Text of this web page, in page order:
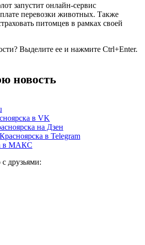
запустит онлайн-сервис
перевозки животных. Также
питомцев в рамках своей
Выделите ее и нажмите Ctrl+Enter.
новость
в VK
на Дзен
в Telegram
в МАКС
друзьями: